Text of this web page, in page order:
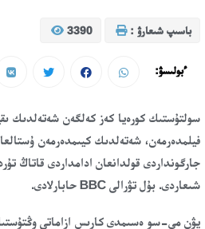
باسىپ شىعارۋ : 3390
ءبولىسۋ:
سولتۇستىك كورەيا كەز كەلگەن شەتەلدىك
فيلمدەرمەن، شەتەلدىك كيىمدەرمەن
جارگونداردى قولدانعان ادامداردى قاتاڭ
شىعاردى. بۇل تۋرالى BBC حابارلادى.
يۋن مي-سو ەسىمدى كارىس ازاماتى